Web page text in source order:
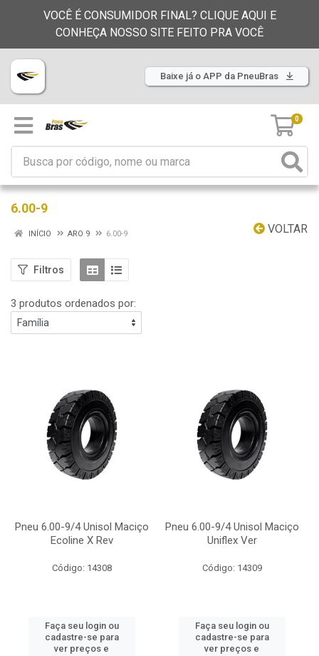
VOCÊ É CONSUMIDOR FINAL? CLIQUE AQUI E
CONHEÇA NOSSO SITE FEITO PRA VOCÊ
Baixe já o APP da PneuBras
0
6.00-9
VOLTAR
INÍCIO ARO 9 6.00-9
Filtros
3 produtos ordenados por:
Pneu 6.00-9/4 Unisol Maciço
Ecoline X Rev
Código: 14308
Faça seu login ou
cadastre-se para
ver preços e
Pneu 6.00-9/4 Unisol Maciço
Uniflex Ver
Código: 14309
Faça seu login ou
cadastre-se para
ver preços e